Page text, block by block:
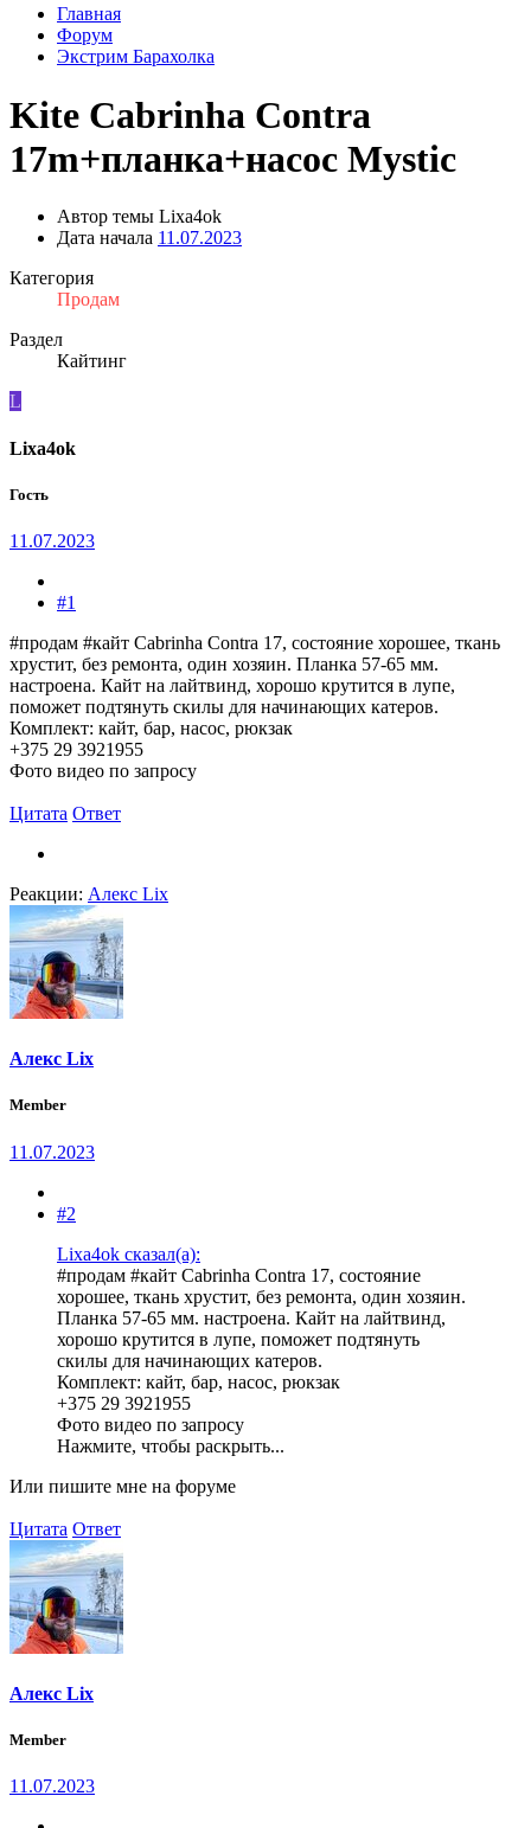
Главная
Форум
Экстрим Барахолка
Kite Cabrinha Contra
17m+планка+насос Mystic
Автор темы Lixa4ok
Дата начала 11.07.2023
Категория
Продам
Раздел
Кайтинг
L
Lixa4ok
Гость
11.07.2023
#1
#продам #кайт Cabrinha Contra 17, состояние хорошее, ткань
хрустит, без ремонта, один хозяин. Планка 57-65 мм.
настроена. Кайт на лайтвинд, хорошо крутится в лупе,
поможет подтянуть скилы для начинающих катеров.
Комплект: кайт, бар, насос, рюкзак
+375 29 3921955
Фото видео по запросу
Цитата Ответ
Реакции: Алекс Lix
Алекс Lix
Member
11.07.2023
#2
Lixa4ok сказал(а):
#продам #кайт Cabrinha Contra 17, состояние
хорошее, ткань хрустит, без ремонта, один хозяин.
Планка 57-65 мм. настроена. Кайт на лайтвинд,
хорошо крутится в лупе, поможет подтянуть
скилы для начинающих катеров.
Комплект: кайт, бар, насос, рюкзак
+375 29 3921955
Фото видео по запросу
Нажмите, чтобы раскрыть...
Или пишите мне на форуме
Цитата Ответ
Алекс Lix
Member
11.07.2023